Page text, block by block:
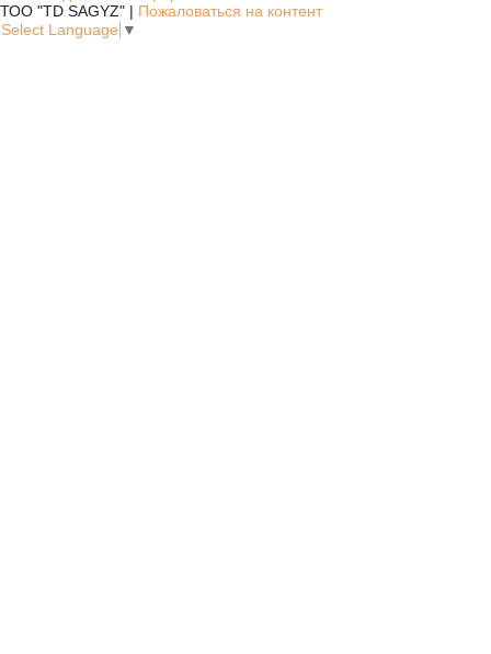
ТОО "TD SAGYZ" | Пожаловаться на контент
Select Language ▼